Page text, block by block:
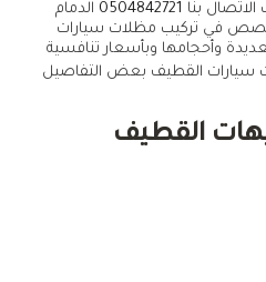
بنا 0504842721 الدمام
في تركيب مظلات سيارات
وأحجامها وبأسعار تنافسية
سيارات القطيف بعض التفاصيل
القطيف